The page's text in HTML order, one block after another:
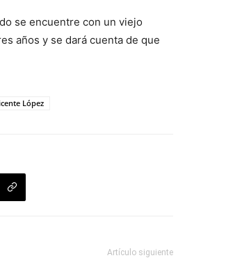
se encuentre con un viejo
años y se dará cuenta de que
López
Artículo siguiente